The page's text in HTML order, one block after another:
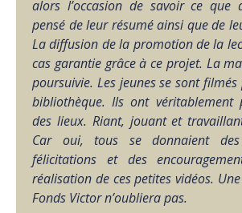
alors l’occasion de savoir ce que
pensé de leur résumé ainsi que de
La diffusion de la promotion de la
cas garantie grâce à ce projet. La
poursuivie. Les jeunes se sont
bibliothèque. Ils ont véritablement
des lieux. Riant, jouant et
Car oui, tous se donnaient des
félicitations et des
réalisation de ces petites vidéos.
Fonds Victor n’oubliera pas.